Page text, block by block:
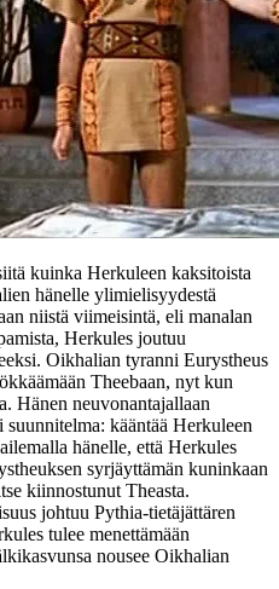
kuinka Herkuleen kaksitoista
hänelle ylimielisyydestä
niistä viimeisintä, eli manalan
Herkules joutuu
Oikhalian tyranni Eurystheus
Theebaan, nyt kun
Hänen neuvonantajallaan
kääntää Herkuleen
hänelle, että Herkules
syrjäyttämän kuninkaan
kiinnostunut Theasta.
johtuu Pythia-tietäjättären
tulee menettämään
nousee Oikhalian